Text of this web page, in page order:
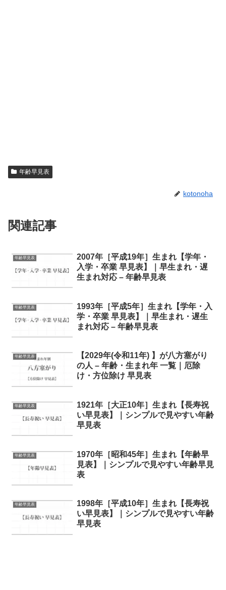
年齢早見表
kotonoha
関連記事
年齢早見表
2007年［平成19年］生まれ【学年・
入学・卒業 早見表】｜早生まれ・遅
生まれ対応 – 年齢早見表
年齢早見表
1993年［平成5年］生まれ【学年・入
学・卒業 早見表】｜早生まれ・遅生
まれ対応 – 年齢早見表
年齢早見表
【2029年(令和11年) 】が八方塞がり
の人 – 年齢・生まれ年 一覧｜厄除
け・方位除け 早見表
年齢早見表
1921年［大正10年］生まれ【長寿祝
い早見表】｜シンプルで見やすい年齢
早見表
年齢早見表
1970年［昭和45年］生まれ【年齢早
見表】｜シンプルで見やすい年齢早見
表
年齢早見表
1998年［平成10年］生まれ【長寿祝
い早見表】｜シンプルで見やすい年齢
早見表